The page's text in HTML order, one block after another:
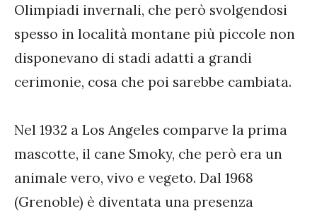
Olimpiadi invernali, che però svolgendosi
spesso in località montane più piccole non
disponevano di stadi adatti a grandi
cerimonie, cosa che poi sarebbe cambiata.
Nel 1932 a Los Angeles comparve la prima
mascotte, il cane Smoky, che però era un
animale vero, vivo e vegeto. Dal 1968
(Grenoble) è diventata una presenza